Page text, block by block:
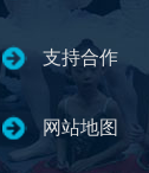
支持合作
网站地图